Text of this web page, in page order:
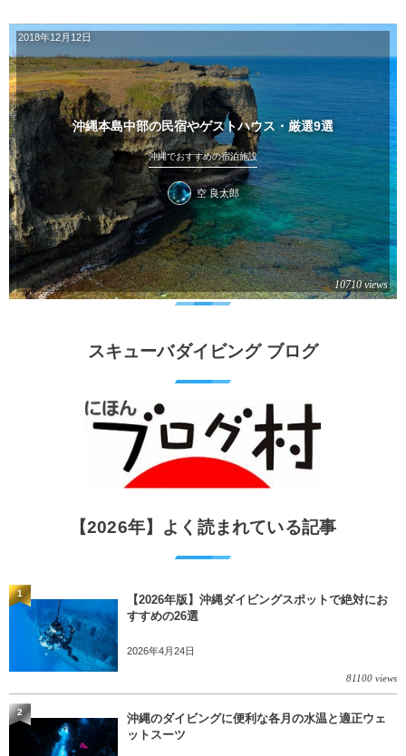
沖縄本島中部の民宿やゲストハウス・厳選9選
2018年12月12日
沖縄でおすすめの宿泊施設
空 良太郎
10710 views
スキューバダイビング ブログ
【2026年】よく読まれている記事
【2026年版】沖縄ダイビングスポットで絶対にお
すすめの26選
2026年4月24日
81100 views
1
沖縄のダイビングに便利な各月の水温と適正ウェ
ットスーツ
2